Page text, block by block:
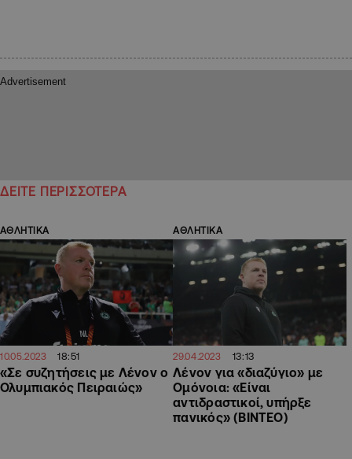
ΔΕΙΤΕ ΠΕΡΙΣΣΟΤΕΡΑ
ΑΘΛΗΤΙΚΑ
10.05.2023 18:51
«Σε συζητήσεις με Λένον ο
Ολυμπιακός Πειραιώς»
ΑΘΛΗΤΙΚΑ
29.04.2023 13:13
Λένον για «διαζύγιο» με
Ομόνοια: «Είναι
αντιδραστικοί, υπήρξε
πανικός» (ΒΙΝΤΕΟ)